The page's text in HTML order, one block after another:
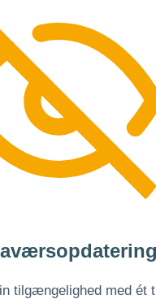
tilgængelighed med ét